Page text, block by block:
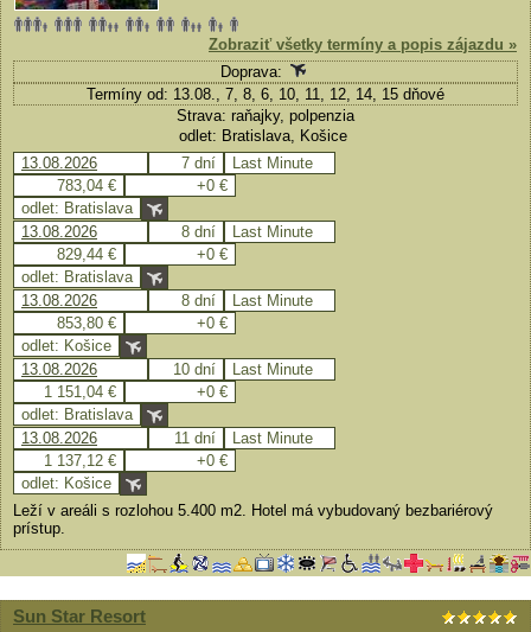
Zobraziť všetky termíny a popis zájazdu »
Doprava:
Termíny od: 13.08., 7, 8, 6, 10, 11, 12, 14, 15 dňové
Strava: raňajky, polpenzia
odlet: Bratislava, Košice
13.08.2026
7 dní
Last Minute
783,04 €
+0 €
odlet: Bratislava
13.08.2026
8 dní
Last Minute
829,44 €
+0 €
odlet: Bratislava
13.08.2026
8 dní
Last Minute
853,80 €
+0 €
odlet: Košice
13.08.2026
10 dní
Last Minute
1 151,04 €
+0 €
odlet: Bratislava
13.08.2026
11 dní
Last Minute
1 137,12 €
+0 €
odlet: Košice
Leží v areáli s rozlohou 5.400 m2. Hotel má vybudovaný bezbariérový
prístup.
Sun Star Resort